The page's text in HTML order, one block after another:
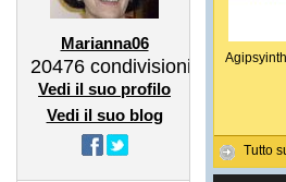
Marianna06
20476 condivisioni
Vedi il suo profilo
Vedi il suo blog
Tutto